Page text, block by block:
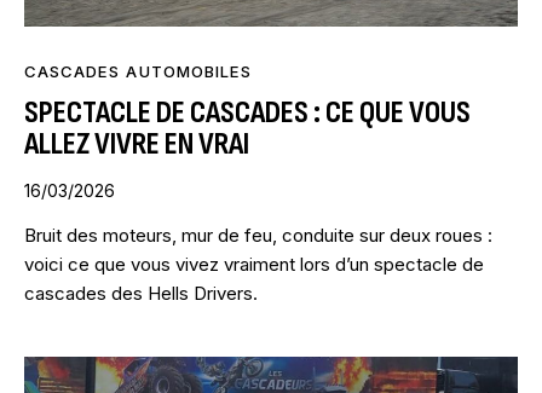
CASCADES AUTOMOBILES
SPECTACLE DE CASCADES : CE QUE VOUS
ALLEZ VIVRE EN VRAI
16/03/2026
Bruit des moteurs, mur de feu, conduite sur deux roues :
voici ce que vous vivez vraiment lors d’un spectacle de
cascades des Hells Drivers.